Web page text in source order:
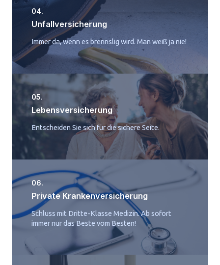
04.
Unfallversicherung
Immer da, wenn es brennslig wird. Man weiß ja nie!
05.
Lebensversicherung
Entscheiden Sie sich für die sichere Seite.
06.
Private Krankenversicherung
Schluss mit Dritte-Klasse Medizin. Ab sofort
immer nur das Beste vom Besten!